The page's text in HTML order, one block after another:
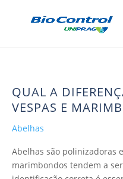
QUAL A
VESPAS E
Abelhas
Abelhas são polinizadoras
marimbondos tendem a